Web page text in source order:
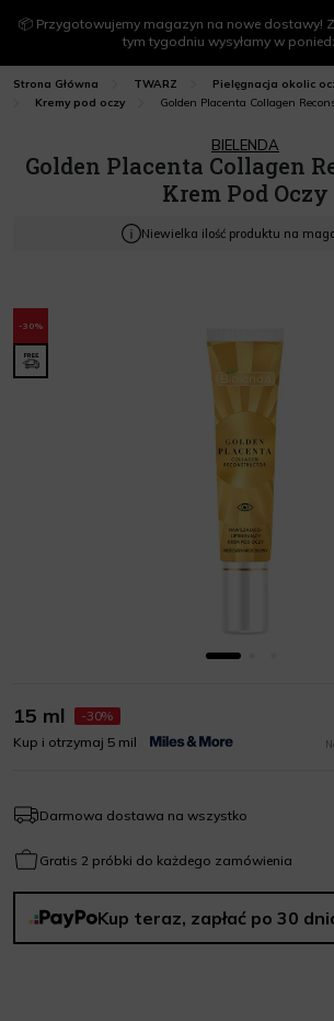
📦 Przygotowujemy magazyn na nowe dostawy!
tym tygodniu wysyłamy w
Strona Główna TWARZ
Pielęgnacja okolic
Kremy pod oczy
Golden Placenta Collagen
BIELENDA
Golden Placenta Collagen
Krem Pod Oczy
Niewielka ilość produktu na
-30%
15 ml
-30%
Kup i otrzymaj 5 mil
Darmowa dostawa na wszystko
Gratis 2 próbki do każdego zamówienia
Kup teraz, zapłać po 30